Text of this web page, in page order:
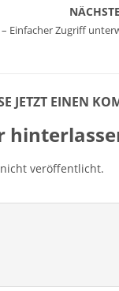
Einfacher Zugriff
JETZT EINEN
veröffentlicht.